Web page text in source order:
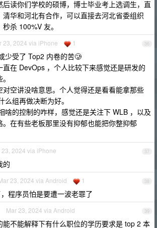
后读你们学校的硕博，博士毕业考上选调生，直
清华和河北有合作，可以直接去河北省委组织
杀 100%V 友。
36
23, 2024 via iPhone 1
少受了 Top2 内卷的苦🥲
直在 DevOps ，个人比较下来感觉还是研发的
对空讲没啥意思。个人觉得还是看看能拿那些
么组再做决断为好。
啥的控制的咋样，感觉还是关注下 WLB ，以及
。在有些老板那里没有抑郁也能把你整抑郁
37
23, 2024 via iPhone
的
38
23, 2024 via Android 1
程序员怕是要遭一波老罪了
39
Mar 23, 2024 via Android
能不能解释下有什么职位的学历要求是 top 2 本